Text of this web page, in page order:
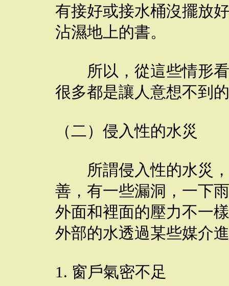
有接好或接水桶沒擺放
沾濕地上的書。
所以，從這些情形看
很多都是讓人意想不到
（二）侵入性的水災
所謂侵入性的水災，
善，有一些漏洞，一下
外面和裡面的壓力不一
外部的水透過某些媒介
1. 窗戶氣密不足